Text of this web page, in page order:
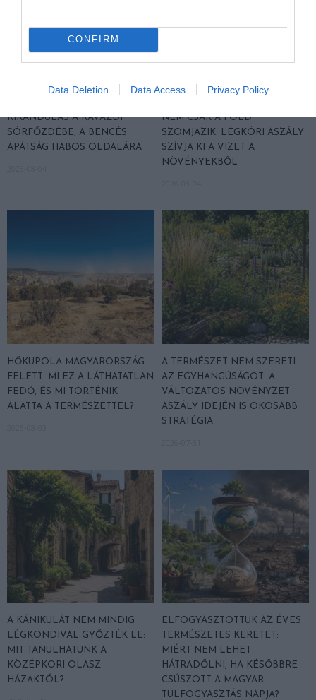
CONFIRM
Data Deletion Data Access Privacy Policy
KIRÁNDULÁS A RAVAZDI
SÖRFŐZDÉBE, A BENCÉS
APÁTSÁG HABOS OLDALÁRA
NEM CSAK A FÖLD
SZOMJAZIK: LÉGKÖRI ASZÁLY
SZÍVJA KI A VIZET A
NÖVÉNYEKBŐL
HŐKUPOLA MAGYARORSZÁG
FELETT: MI EZ A LÁTHATATLAN
FEDŐ, ÉS MI TÖRTÉNIK
ALATTA A TERMÉSZETTEL?
A TERMÉSZET NEM SZERETI
AZ EGYHANGÚSÁGOT: A
VÁLTOZATOS NÖVÉNYZET
ASZÁLY IDEJÉN IS OKOSABB
STRATÉGIA
A KÁNIKULÁT NEM MINDIG
LÉGKONDIVAL GYŐZTÉK LE:
MIT TANULHATUNK A
KÖZÉPKORI OLASZ
HÁZAKTÓL?
ELFOGYASZTOTTUK AZ ÉVES
TERMÉSZETES KERETET:
MIÉRT NEM LEHET
HÁTRADŐLNI, HA KÉSŐBBRE
CSÚSZOTT A MAGYAR
TÚLFOGYASZTÁS NAPJA?